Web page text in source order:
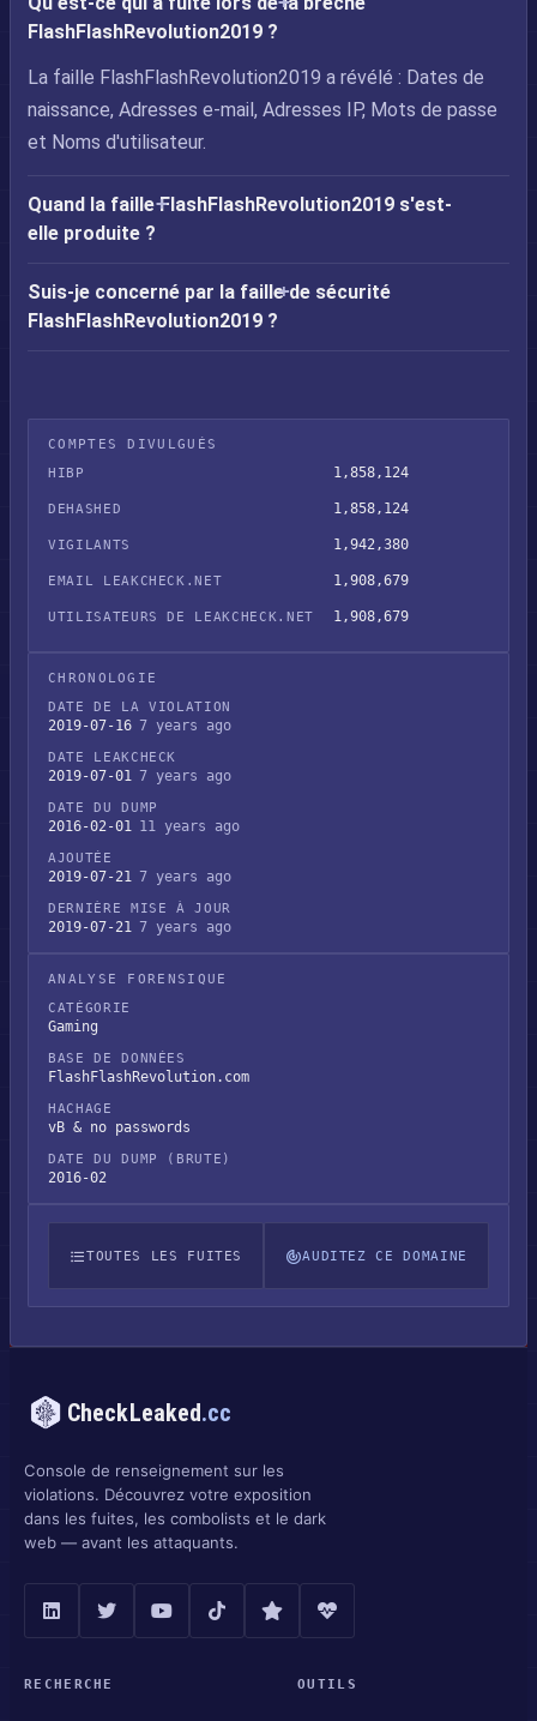
FlashFlashRevolution2019 ?
La faille FlashFlashRevolution2019 a révélé : Dates de
naissance, Adresses e-mail, Adresses IP, Mots de passe
et Noms d'utilisateur.
Quand la faille FlashFlashRevolution2019 s'est-
elle produite ?
Suis-je concerné par la faille de sécurité
FlashFlashRevolution2019 ?
COMPTES DIVULGUÉS
HIBP
1,858,124
DEHASHED 1,858,124
VIGILANTS 1,942,380
EMAIL LEAKCHECK.NET 1,908,679
UTILISATEURS DE LEAKCHECK.NET 1,908,679
CHRONOLOGIE
DATE DE LA VIOLATION
2019-07-16 7 years ago
DATE LEAKCHECK
2019-07-01 7 years ago
DATE DU DUMP
2016-02-01 11 years ago
AJOUTÉE
2019-07-21 7 years ago
DERNIÈRE MISE À JOUR
2019-07-21 7 years ago
ANALYSE FORENSIQUE
CATÉGORIE
Gaming
BASE DE DONNÉES
FlashFlashRevolution.com
HACHAGE
vB & no passwords
DATE DU DUMP (BRUTE)
2016-02
TOUTES LES FUITES AUDITEZ CE DOMAINE
CheckLeaked.cc
Console de renseignement sur les
violations. Découvrez votre exposition
dans les fuites, les combolists et le dark
web — avant les attaquants.
RECHERCHE OUTILS